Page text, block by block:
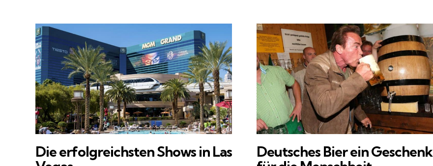
Die erfolgreichsten Shows in Las
Deutsches Bier ein Geschenk